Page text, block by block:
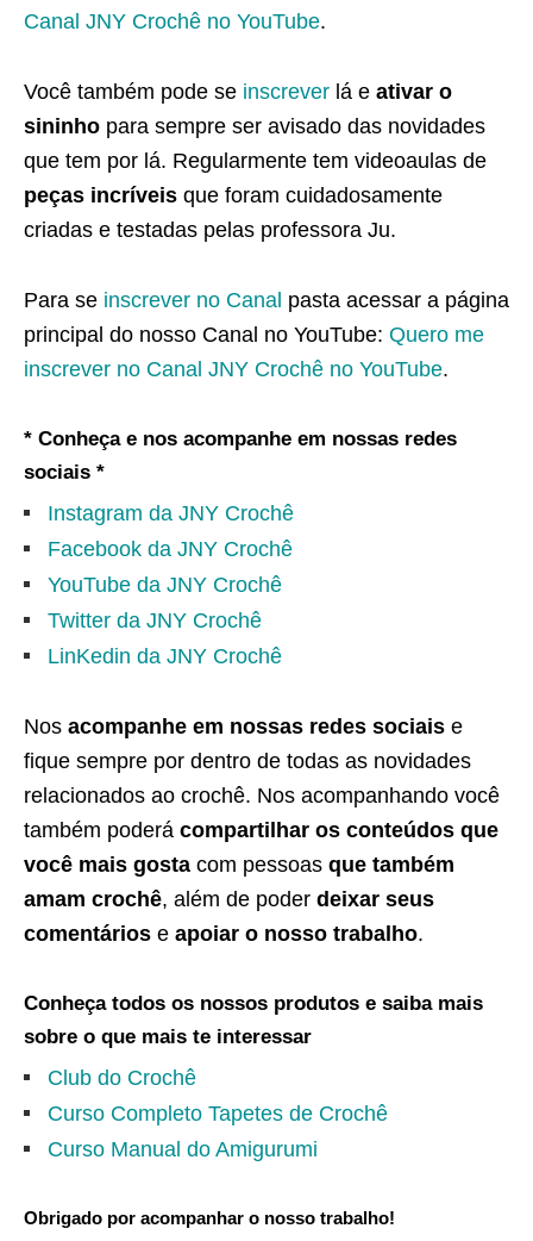
Canal JNY Crochê no YouTube.
Você também pode se inscrever lá e ativar o
sininho para sempre ser avisado das novidades
que tem por lá. Regularmente tem videoaulas de
peças incríveis que foram cuidadosamente
criadas e testadas pelas professora Ju.
Para se inscrever no Canal pasta acessar a página
principal do nosso Canal no YouTube: Quero me
inscrever no Canal JNY Crochê no YouTube.
* Conheça e nos acompanhe em nossas redes
sociais *
Instagram da JNY Crochê
Facebook da JNY Crochê
YouTube da JNY Crochê
Twitter da JNY Crochê
LinKedin da JNY Crochê
Nos acompanhe em nossas redes sociais e
fique sempre por dentro de todas as novidades
relacionados ao crochê. Nos acompanhando você
também poderá compartilhar os conteúdos que
você mais gosta com pessoas que também
amam crochê, além de poder deixar seus
comentários e apoiar o nosso trabalho.
Conheça todos os nossos produtos e saiba mais
sobre o que mais te interessar
Club do Crochê
Curso Completo Tapetes de Crochê
Curso Manual do Amigurumi
Obrigado por acompanhar o nosso trabalho!